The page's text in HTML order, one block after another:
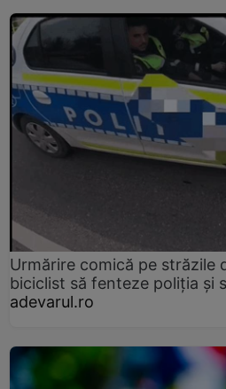
Urmărire comică pe străzile
biciclist să fenteze poliția și
adevarul.ro